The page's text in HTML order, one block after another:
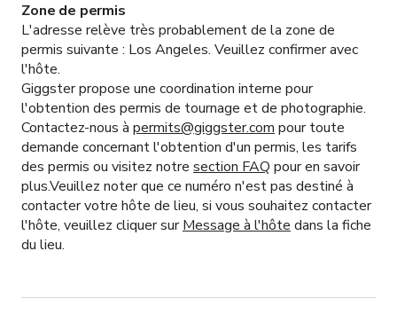
Zone de permis
L'adresse relève très probablement de la zone de
permis suivante : Los Angeles. Veuillez confirmer avec
l'hôte.
Giggster propose une coordination interne pour
l'obtention des permis de tournage et de photographie.
Contactez-nous à permits@giggster.com pour toute
demande concernant l'obtention d'un permis, les tarifs
des permis ou visitez notre section FAQ pour en savoir
plus.Veuillez noter que ce numéro n'est pas destiné à
contacter votre hôte de lieu, si vous souhaitez contacter
l'hôte, veuillez cliquer surMessage à l'hôte dans la fiche
du lieu.